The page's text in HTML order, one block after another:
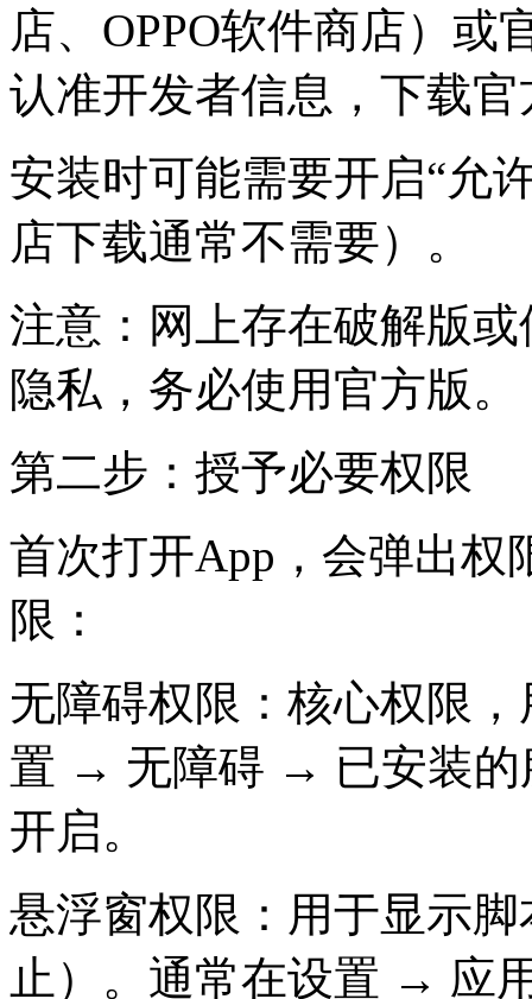
店、OPPO软件商店）或
认准开发者信息，下载官
安装时可能需要开启“允
店下载通常不需要）。
注意：网上存在破解版
隐私，务必使用官方版。
第二步：授予必要权限
首次打开App，会弹出权
限：
无障碍权限：核心权限
置 → 无障碍 → 已安装的
开启。
悬浮窗权限：用于显示
止）。通常在设置 → 应